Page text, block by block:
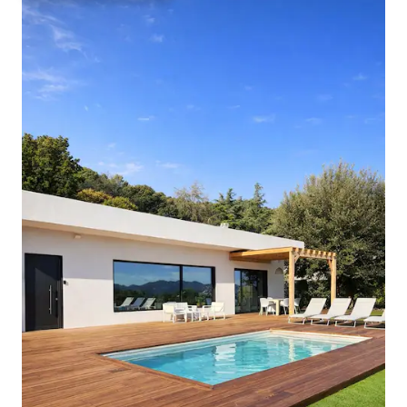
slechts 14 km afstand. Appartement
aanbiedingen: 150 m ² + 30 m ² terrassen
- Hoofdslaapkamer met panoramisch
terrassen - Twee andere slaapkamers
met elk 2 eenpersoonsbedden van 90
cm, die kunnen worden samengevoegd
om een kingsize bed te creëren -
Woonkamer, een multifunctionele
lounge met eindeloos uitzicht op zee -
Eetkamer met een tafel voor 10
personen - Open haard - Drie balkons
waarop u een eettafel voor 8 personen,
loungebanken en een ontbijttafel kunt
vinden - Volledig uitgeruste keuken met
alle belangrijke apparatuur, waaronder
koelkast, vriezer, fornuis, oven,
magnetron, vaatwasser,
koffiezetapparaat, waterkoker, sappers,
blender. - Hogesnelheidsinternet -
Smart TV - Wasmachine, droger en
vaatwasser zijn het hoogwaardige merk
Miele - Centrale airconditioning en